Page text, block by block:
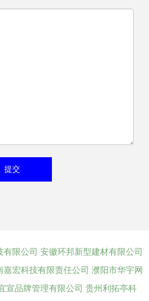
有限公司 安徽环邦新型建材有限公司
嘉宏科技有限责任公司 濮阳市华宇网
宣品牌管理有限公司 贵州利拓亭科